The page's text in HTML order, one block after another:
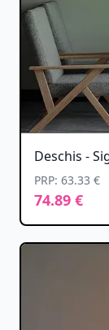
Deschis -
PRP: 63.33 €
74.89 €